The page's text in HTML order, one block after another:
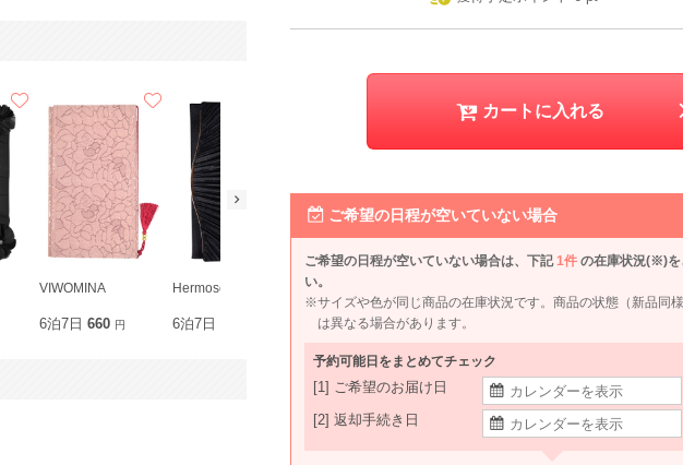
カートに入れる
ご希望の日程が空いていない場合
ご希望の日程が空いていない場合は、下記1件 の在庫状況(※)を
い。
※サイズや色が同じ商品の在庫状況です。商品の状態（新品同様
は異なる場合があります。
予約可能日をまとめてチェック
[1] ご希望のお届け日
[2] 返却手続き日
VIWOMINA
6泊7日660 円
Hermoso
6泊7日
PAUL&JOE
6泊7日690円 6泊7日